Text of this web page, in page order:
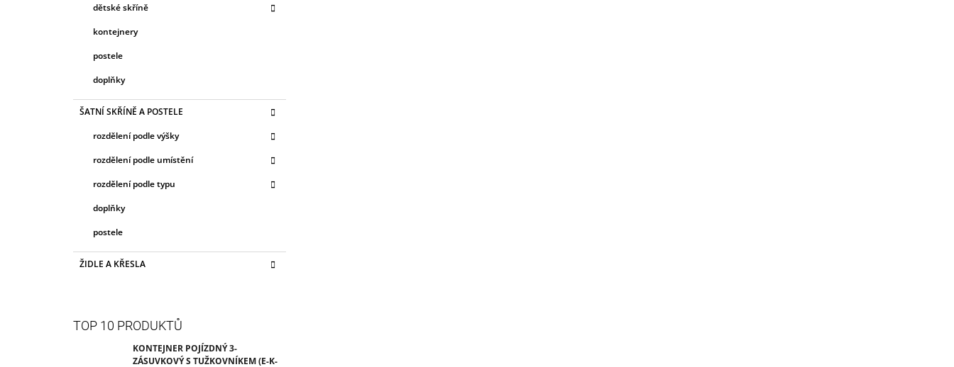
dětské skříně
kontejnery
postele
doplňky
ŠATNÍ SKŘÍNĚ A POSTELE
rozdělení podle výšky
rozdělení podle umístění
rozdělení podle typu
doplňky
postele
ŽIDLE A KŘESLA
TOP 10 PRODUKTŮ
KONTEJNER POJÍZDNÝ 3-
ZÁSUVKOVÝ S TUŽKOVNÍKEM (E-K-